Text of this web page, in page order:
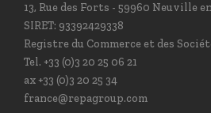
13, Rue des Forts - 59960 Neuville
SIRET: 93392429338
Registre du Commerce et des
Tel. +33 (0)3 20 25 06 21
ax +33 (0)3 20 25 34
france@repagroup.com